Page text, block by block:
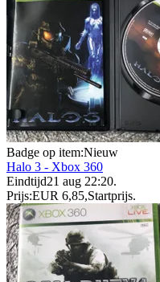
Badge op item:Nieuw
Halo 3 - Xbox 360
Eindtijd21 aug 22:20.
Prijs:EUR 6,85,Startprijs.